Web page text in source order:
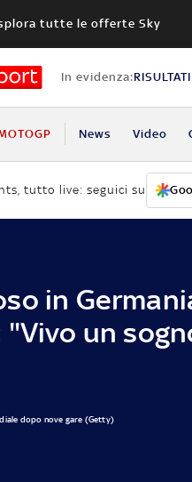
tutte le offerte Sky
In evidenza:
News Video
tutto live: seguici su
in
"Vivo un
dopo nove gare (Getty)